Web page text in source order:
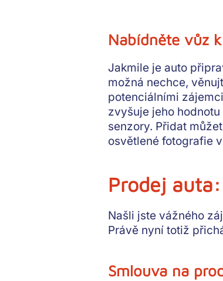
Nabídněte vůz
Jakmile je auto
možná nechce,
potenciálními
zvyšuje jeho hodnotu
senzory. Přidat
osvětlené fotografie
Prodej
Našli jste vážného
Právě nyní totiž
Smlouva na